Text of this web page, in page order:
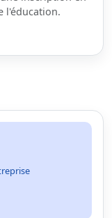
l'éducation.